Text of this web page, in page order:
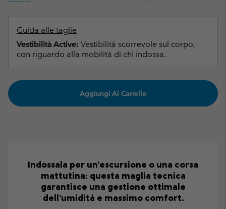
Guida alle taglie
Vestibilità Active: Vestibilità scorrevole sul corpo,
con riguardo alla mobilità di chi indossa.
Aggiungi Al Carrello
Indossala per un’escursione o una corsa
mattutina: questa maglia tecnica
garantisce una gestione ottimale
dell’umidità e massimo comfort.